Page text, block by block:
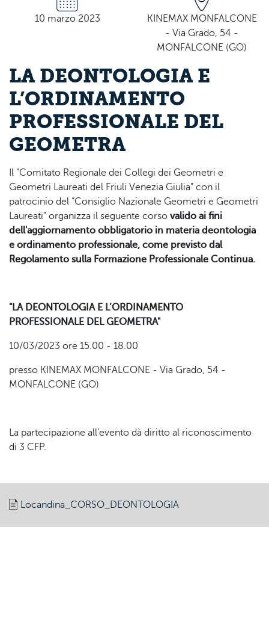
10 marzo 2023
KINEMAX MONFALCONE
- Via Grado, 54 -
MONFALCONE (GO)
LA DEONTOLOGIA E
L’ORDINAMENTO
PROFESSIONALE DEL
GEOMETRA
Il “Comitato Regionale dei Collegi dei Geometri e
Geometri Laureati del Friuli Venezia Giulia” con il
patrocinio del “Consiglio Nazionale Geometri e Geometri
Laureati” organizza il seguente corso valido ai fini
dell'aggiornamento obbligatorio in materia deontologia
e ordinamento professionale, come previsto dal
Regolamento sulla Formazione Professionale Continua.
"LA DEONTOLOGIA E L’ORDINAMENTO
PROFESSIONALE DEL GEOMETRA"
10/03/2023 ore 15.00 - 18.00
presso KINEMAX MONFALCONE - Via Grado, 54 -
MONFALCONE (GO)
La partecipazione all’evento dà diritto al riconoscimento
di 3 CFP.
Locandina_CORSO_DEONTOLOGIA